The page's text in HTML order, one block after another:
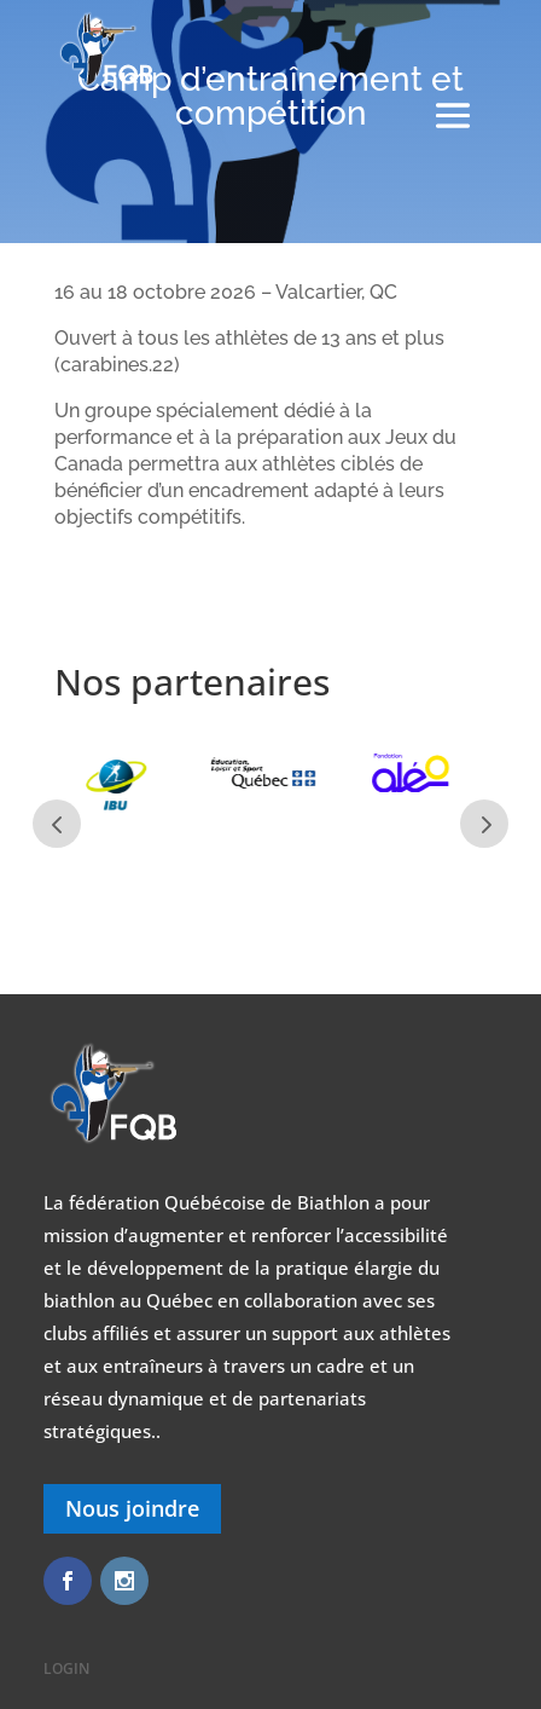
Camp d’entraînement et
compétition
16 au 18 octobre 2026 – Valcartier, QC
Ouvert à tous les athlètes de 13 ans et plus
(carabines.22)
Un groupe spécialement dédié à la
performance et à la préparation aux Jeux du
Canada permettra aux athlètes ciblés de
bénéficier d’un encadrement adapté à leurs
objectifs compétitifs.
Nos partenaires
La fédération Québécoise de Biathlon a pour
mission d’augmenter et renforcer l’accessibilité
et le développement de la pratique élargie du
biathlon au Québec en collaboration avec ses
clubs affiliés et assurer un support aux athlètes
et aux entraîneurs à travers un cadre et un
réseau dynamique et de partenariats
stratégiques..
Nous joindre
LOGIN